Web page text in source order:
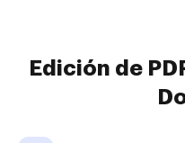
Edición de